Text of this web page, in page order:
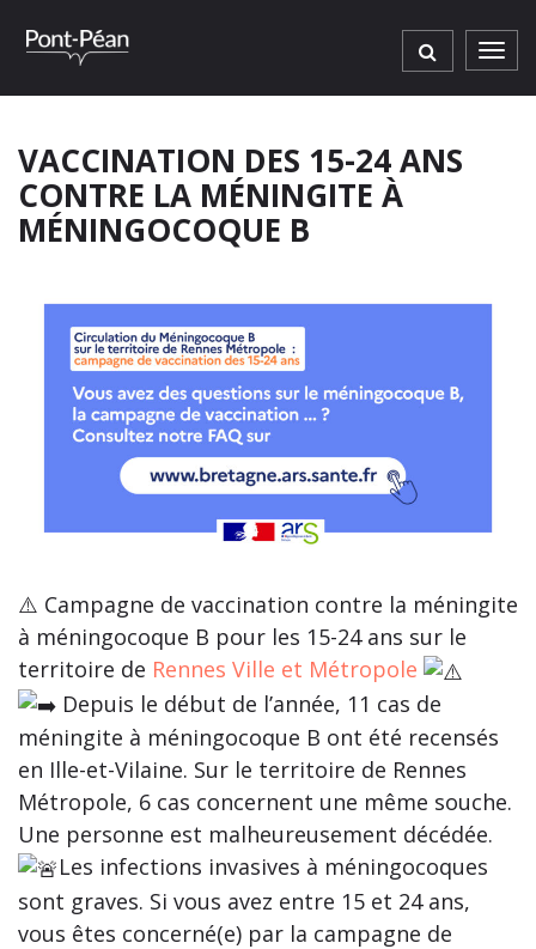
VACCINATION DES 15-24 ANS
CONTRE LA MÉNINGITE À
MÉNINGOCOQUE B
⚠️ Campagne de vaccination contre la méningite
à méningocoque B pour les 15-24 ans sur le
territoire de Rennes Ville et Métropole
Depuis le début de l’année, 11 cas de
méningite à méningocoque B ont été recensés
en Ille-et-Vilaine. Sur le territoire de Rennes
Métropole, 6 cas concernent une même souche.
Une personne est malheureusement décédée.
Les infections invasives à méningocoques
sont graves. Si vous avez entre 15 et 24 ans,
vous êtes concerné(e) par la campagne de